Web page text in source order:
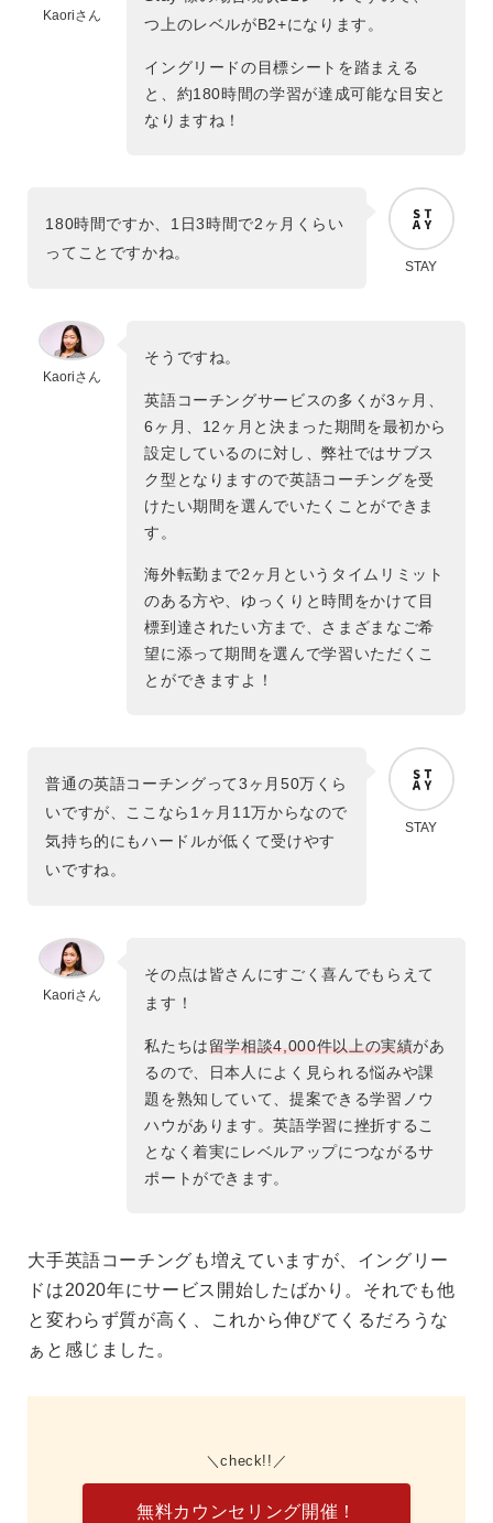
Kaoriさん
つ上のレベルがB2+になります。
イングリードの目標シートを踏まえる
と、約180時間の学習が達成可能な目安と
なりますね！
180時間ですか、1日3時間で2ヶ月くらい
ってことですかね。
STAY
Kaoriさん
そうですね。
英語コーチングサービスの多くが3ヶ月、
6ヶ月、12ヶ月と決まった期間を最初から
設定しているのに対し、弊社ではサブス
ク型となりますので英語コーチングを受
けたい期間を選んでいたくことができま
す。
海外転勤まで2ヶ月というタイムリミット
のある方や、ゆっくりと時間をかけて目
標到達されたい方まで、さまざまなご希
望に添って期間を選んで学習いただくこ
とができますよ！
普通の英語コーチングって3ヶ月50万くら
いですが、ここなら1ヶ月11万からなので
気持ち的にもハードルが低くて受けやす
いですね。
STAY
Kaoriさん
その点は皆さんにすごく喜んでもらえて
ます！
私たちは留学相談4,000件以上の実績があ
るので、日本人によく見られる悩みや課
題を熟知していて、提案できる学習ノウ
ハウがあります。英語学習に挫折するこ
となく着実にレベルアップにつながるサ
ポートができます。
大手英語コーチングも増えていますが、イングリー
ドは2020年にサービス開始したばかり。それでも他
と変わらず質が高く、これから伸びてくるだろうな
ぁと感じました。
check!!
無料カウンセリング開催！